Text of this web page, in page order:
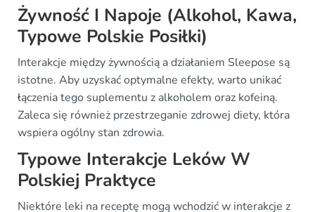
Żywność I Napoje (Alkohol, Kawa,
Typowe Polskie Posiłki)
Interakcje między żywnością a działaniem Sleepose są
istotne. Aby uzyskać optymalne efekty, warto unikać
łączenia tego suplementu z alkoholem oraz kofeiną.
Zaleca się również przestrzeganie zdrowej diety, która
wspiera ogólny stan zdrowia.
Typowe Interakcje Leków W
Polskiej Praktyce
Niektóre leki na receptę mogą wchodzić w interakcje z